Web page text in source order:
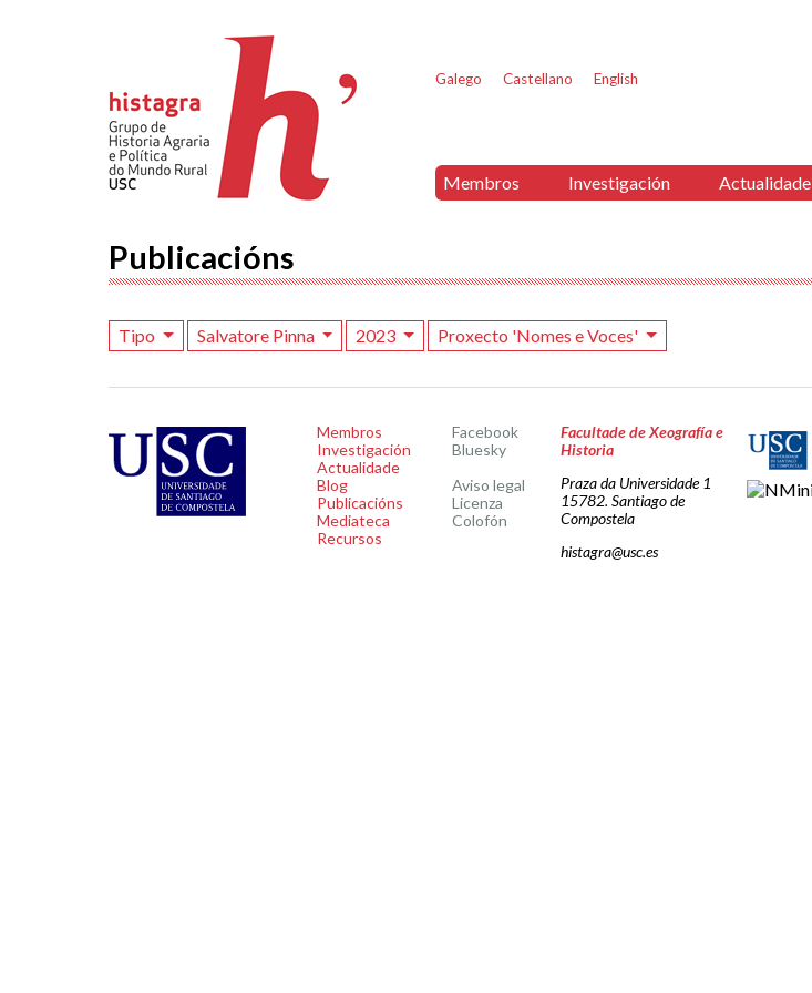
Galego Castellano English
Membros Investigación Actualidade
Publicacións
Tipo Salvatore Pinna 2023 Proxecto 'Nomes e Voces'
Membros
Investigación
Actualidade
Blog
Publicacións
Mediateca
Recursos
Facebook
Bluesky
Aviso legal
Licenza
Colofón
Facultade de Xeografía e
Historia
Praza da Universidade 1
15782. Santiago de
Compostela
histagra@usc.es